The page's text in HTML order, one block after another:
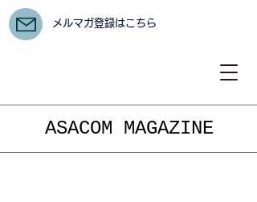
ASACOM MAGAZINE
メルマガ登録はこちら